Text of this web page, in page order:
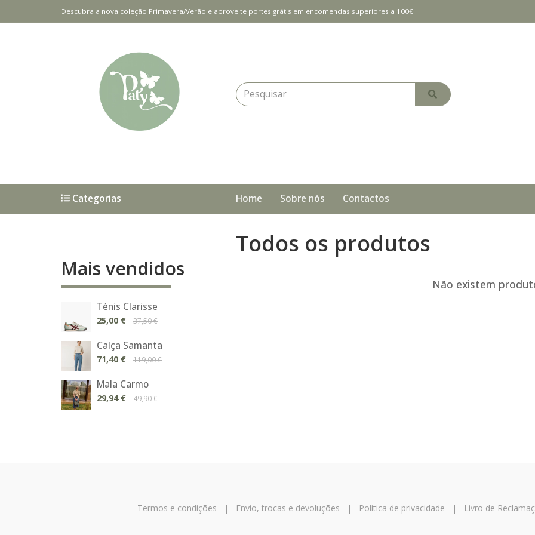
Descubra a nova coleção Primavera/Verão e aproveite portes grátis em encomendas superiores a 100€
Home Sobre nós Contactos
Categorias
Mais vendidos
Ténis Clarisse
25,00 € 37,50 €
Calça Samanta
71,40 € 119,00 €
Mala Carmo
29,94 € 49,90 €
Todos os produtos
Não existem
Termos e condições | Envio, trocas e devoluções | Política de privacidade | Livro de